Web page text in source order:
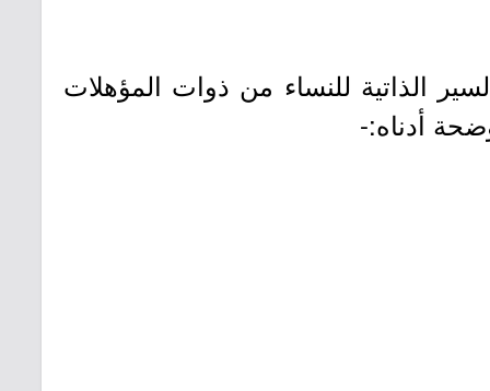
الذاتية للنساء من ذوات المؤهلات
أدناه:-